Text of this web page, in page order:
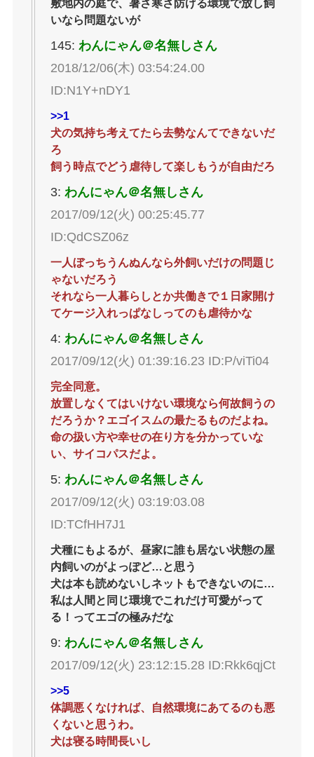
敷地内の庭で、暑さ寒さ防げる環境で放し飼
いなら問題ないが
145: わんにゃん＠名無しさん
2018/12/06(木) 03:54:24.00
ID:N1Y+nDY1
>>1
犬の気持ち考えてたら去勢なんてできないだ
ろ
飼う時点でどう虐待して楽しもうが自由だろ
3: わんにゃん＠名無しさん
2017/09/12(火) 00:25:45.77
ID:QdCSZ06z
一人ぼっちうんぬんなら外飼いだけの問題じ
ゃないだろう
それなら一人暮らしとか共働きで１日家開け
てケージ入れっぱなしってのも虐待かな
4: わんにゃん＠名無しさん
2017/09/12(火) 01:39:16.23 ID:P/viTi04
完全同意。
放置しなくてはいけない環境なら何故飼うの
だろうか？エゴイスムの最たるものだよね。
命の扱い方や幸せの在り方を分かっていな
い、サイコパスだよ。
5: わんにゃん＠名無しさん
2017/09/12(火) 03:19:03.08
ID:TCfHH7J1
犬種にもよるが、昼家に誰も居ない状態の屋
内飼いのがよっぽど…と思う
犬は本も読めないしネットもできないのに…
私は人間と同じ環境でこれだけ可愛がって
る！ってエゴの極みだな
9: わんにゃん＠名無しさん
2017/09/12(火) 23:12:15.28 ID:Rkk6qjCt
>>5
体調悪くなければ、自然環境にあてるのも悪
くないと思うわ。
犬は寝る時間長いし